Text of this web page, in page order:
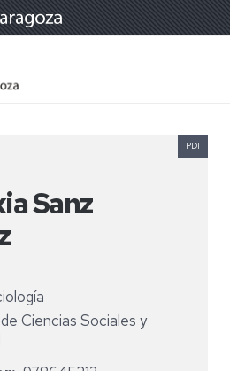
Sanz
PDI
Ciencias Sociales y